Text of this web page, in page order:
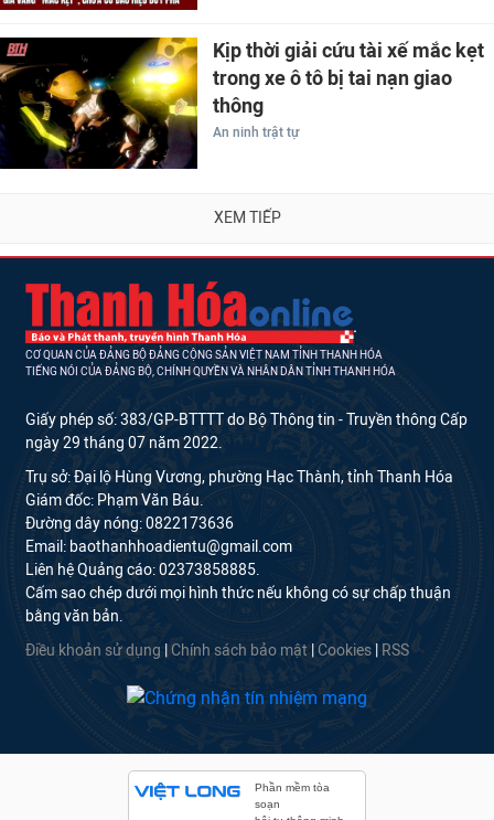
Kịp thời giải cứu tài xế mắc kẹt
trong xe ô tô bị tai nạn giao
thông
An ninh trật tự
XEM TIẾP
CƠ QUAN CỦA ĐẢNG BỘ ĐẢNG CỘNG SẢN VIỆT NAM TỈNH THANH HÓA
TIẾNG NÓI CỦA ĐẢNG BỘ, CHÍNH QUYỀN VÀ NHÂN DÂN TỈNH THANH HÓA
Giấy phép số: 383/GP-BTTTT do Bộ Thông tin - Truyền thông Cấp
ngày 29 tháng 07 năm 2022.
Trụ sở: Đại lộ Hùng Vương, phường Hạc Thành, tỉnh Thanh Hóa
Giám đốc: Phạm Văn Báu.
Đường dây nóng: 0822173636
Email: baothanhhoadientu@gmail.com
Liên hệ Quảng cáo: 02373858885.
Cấm sao chép dưới mọi hình thức nếu không có sự chấp thuận
bằng văn bản.
Điều khoản sử dụng Chính sách bảo mật Cookies RSS
Phần mềm tòa
soạn